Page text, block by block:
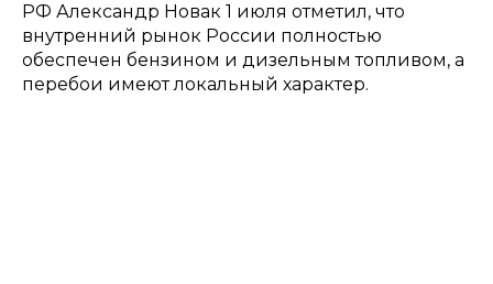
РФ Александр Новак 1 июля отметил, что
внутренний рынок России полностью
обеспечен бензином и дизельным топливом, а
перебои имеют локальный характер.